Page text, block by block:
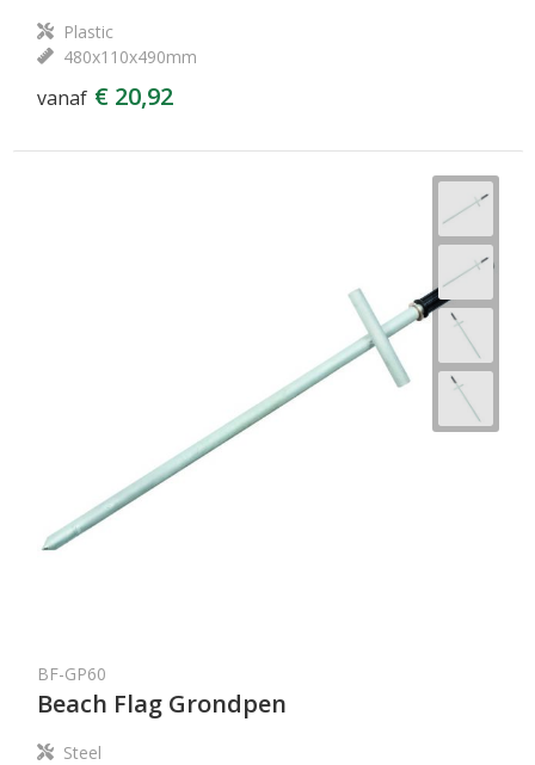
Plastic
480x110x490mm
vanaf € 20,92
BF-GP60
Beach Flag Grondpen
Steel